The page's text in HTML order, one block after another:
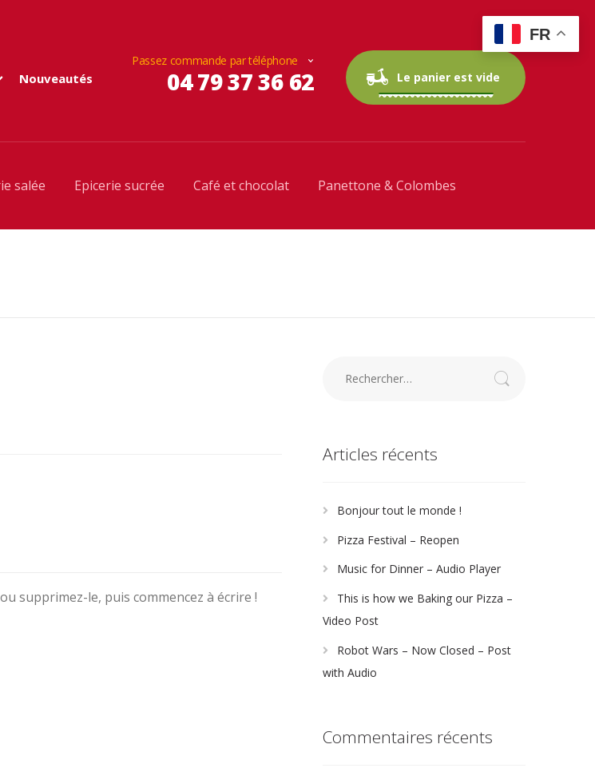
Nouveautés
Passez commande par téléphone
04 79 37 36 62 Le panier est vide
0 items 0,00 €
salée Epicerie sucrée Café et chocolat Panettone & Colombes
supprimez-le, puis commencez à écrire !
Articles récents
Bonjour tout le monde !
Pizza Festival – Reopen
Music for Dinner – Audio Player
This is how we Baking our Pizza –
Video Post
Robot Wars – Now Closed – Post
with Audio
Commentaires récents
FR